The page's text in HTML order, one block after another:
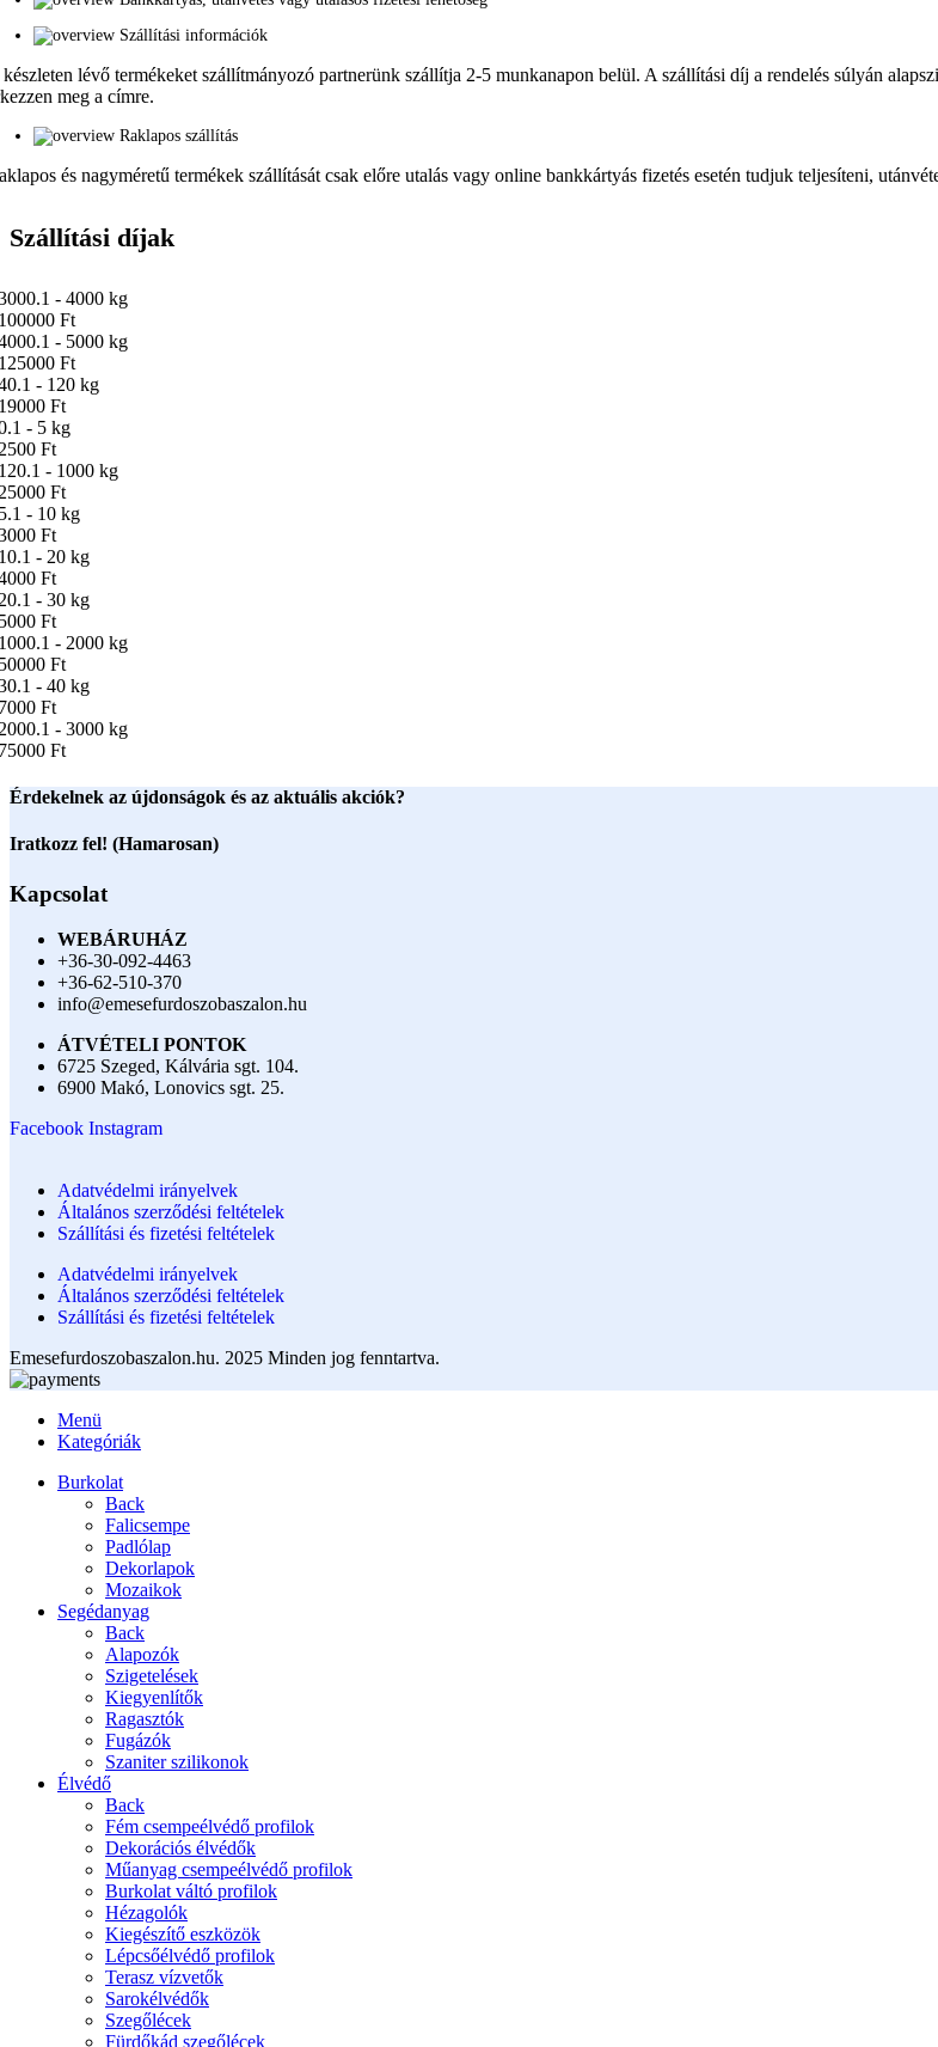
Szállítási információk
lévő termékeket szállítmányozó partnerünk szállítja 2-5 munkanapon belül. A szállítási díj a rendelés súlyán
meg a címre.
Raklapos szállítás
és nagyméretű termékek szállítását csak előre utalás vagy online bankkártyás fizetés esetén tudjuk teljesíteni,
Szállítási díjak
- 4000 kg
Ft
- 5000 kg
Ft
- 120 kg
Ft
- 5 kg
Ft
- 1000 kg
Ft
- 10 kg
Ft
- 20 kg
Ft
- 30 kg
Ft
- 2000 kg
Ft
- 40 kg
Ft
- 3000 kg
Ft
Érdekelnek az újdonságok és az aktuális akciók?
Iratkozz fel! (Hamarosan)
Kapcsolat
WEBÁRUHÁZ
+36-30-092-4463
+36-62-510-370
info@emesefurdoszobaszalon.hu
ÁTVÉTELI PONTOK
6725 Szeged, Kálvária sgt. 104.​
6900 Makó, Lonovics sgt. 25.
Facebook Instagram
Adatvédelmi irányelvek
Általános szerződési feltételek
Szállítási és fizetési feltételek
Adatvédelmi irányelvek
Általános szerződési feltételek
Szállítási és fizetési feltételek
Emesefurdoszobaszalon.hu. 2025 Minden jog fenntartva.
Menü
Kategóriák
Burkolat
Back
Falicsempe
Padlólap
Dekorlapok
Mozaikok
Segédanyag
Back
Alapozók
Szigetelések
Kiegyenlítők
Ragasztók
Fugázók
Szaniter szilikonok
Élvédő
Back
Fém csempeélvédő profilok
Dekorációs élvédők
Műanyag csempeélvédő profilok
Burkolat váltó profilok
Hézagolók
Kiegészítő eszközök
Lépcsőélvédő profilok
Terasz vízvetők
Sarokélvédők
Szegőlécek
Fürdőkád szegőlécek